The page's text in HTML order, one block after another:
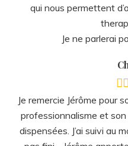
professionnalisme et
dispensées. J’ai suivi au
pas fini… Jérôme
tant sur le savoir faire
des possibles ) que sur
guident en libéral de
surprise ” même si l’être
cases prédéfinis. J’ai eu